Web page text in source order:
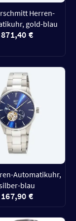
Herren-
gold-blau
871,40 €
Automatikuhr,
blau
167,90 €